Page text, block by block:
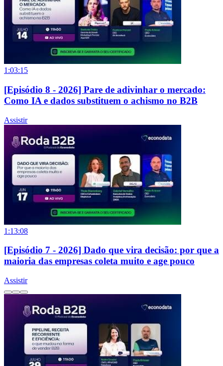
1:03:15
[Episódio 8 - 2026] Pare de adivinhar o mercado:
Como IA e dados substituem o achismo no B2B
Assistir
1:13:08
[Episódio 7 - 2026] Dado que vira decisão: por que a
maioria das empresas coleta muito e age pouco
Assistir